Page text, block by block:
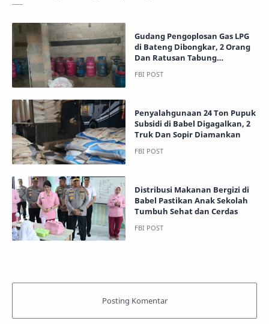
Gudang Pengoplosan Gas LPG
di Bateng Dibongkar, 2 Orang
Dan Ratusan Tabung
Penyalahgunaan 24 Ton Pupuk
Subsidi di Babel Digagalkan, 2
Truk Dan Sopir Diamankan
Distribusi Makanan Bergizi di
Babel Pastikan Anak Sekolah
Tumbuh Sehat dan Cerdas